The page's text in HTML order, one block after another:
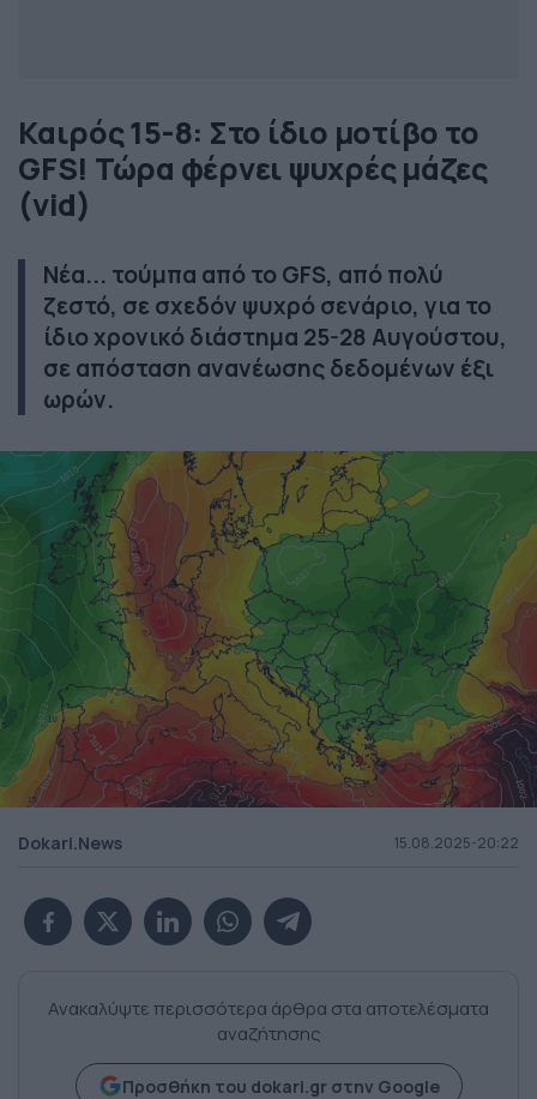
Καιρός 15-8: Στο ίδιο μοτίβο το
GFS! Τώρα φέρνει ψυχρές μάζες
(vid)
Νέα... τούμπα από το GFS, από πολύ
ζεστό, σε σχεδόν ψυχρό σενάριο, για το
ίδιο χρονικό διάστημα 25-28 Αυγούστου,
σε απόσταση ανανέωσης δεδομένων έξι
ωρών.
Dokari.News 15.08.2025-20:22
Ανακαλύψτε περισσότερα άρθρα στα αποτελέσματα
αναζήτησης
Προσθήκη του dokari.gr στην Google